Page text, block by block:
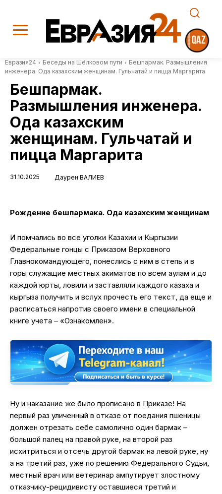
Евразия24 Беседы на Шёлковом пути
Бешпармак. Размышления
инженера. Ода казахским женщинам. Гульчатай и пицца Маргарита
Бешпармак.
Размышления инженера.
Ода казахским
женщинам. Гульчатай и
пицца Маргарита
31.10.2025 Даурен ВАЛИЕВ
Рождение бешпармака. Ода казахским женщинам
И помчались во все уголки Казахии и Кыргызии
Федеральные гонцы с Приказом Верховного
Главнокомандующего, понеслись с ним в степь и в
горы служащие местных акиматов по всем аулам и до
каждой юрты, ловили и заставляли каждого казаха и
кыргыза получить и вслух прочесть его текст, да еще и
расписаться напротив своего имени в специальной
книге учета – «Ознакомлен».
Ну и наказание же было прописано в Приказе! На
первый раз уличенный в отказе от поедания пшеницы
должен отрезать себе самолично один бармак –
большой палец на правой руке, на второй раз
исхитриться и отсечь другой бармак на левой руке, ну
а на третий раз, уже по решению Федерального Судьи,
местный врач или ветеринар ампутирует злостному
отказчику-рецидивисту оставшиеся третий и